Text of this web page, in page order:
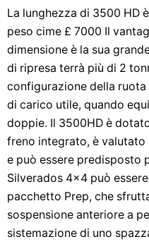
La lunghezza di 3500 HD
peso cime £ 7000 Il
dimensione è la sua
di ripresa terrà più di 2
configurazione della
di carico utile, quando
doppie. Il 3500HD è
freno integrato, è valutato
e può essere predisposto
Silverados 4x4 può
pacchetto Prep, che
sospensione anteriore a
sistemazione di uno